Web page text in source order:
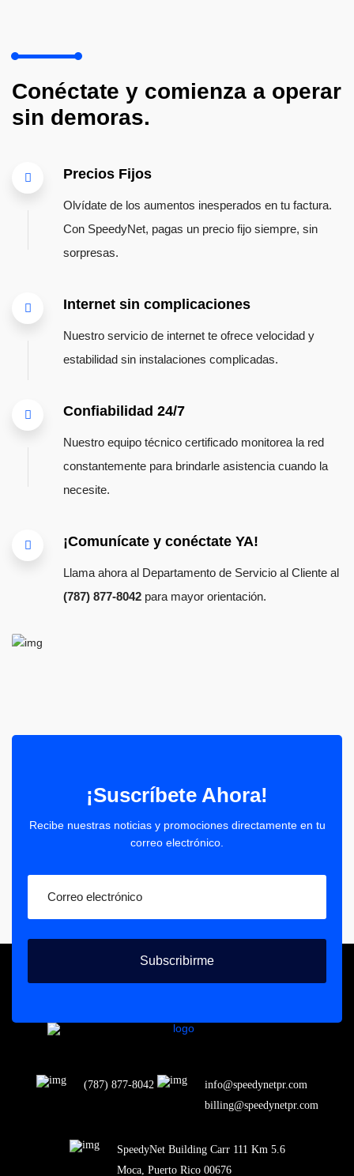
Conéctate y comienza a operar
sin demoras.
Precios Fijos
Olvídate de los aumentos inesperados en tu factura.
Con SpeedyNet, pagas un precio fijo siempre, sin
sorpresas.
Internet sin complicaciones
Nuestro servicio de internet te ofrece velocidad y
estabilidad sin instalaciones complicadas.
Confiabilidad 24/7
Nuestro equipo técnico certificado monitorea la red
constantemente para brindarle asistencia cuando la
necesite.
¡Comunícate y conéctate YA!
Llama ahora al Departamento de Servicio al Cliente al
(787) 877-8042 para mayor orientación.
¡Suscríbete Ahora!
Recibe nuestras noticias y promociones directamente en tu
correo electrónico.
Subscribirme
(787) 877-8042
info@speedynetpr.com
billing@speedynetpr.com
SpeedyNet Building Carr 111 Km 5.6
Moca, Puerto Rico 00676